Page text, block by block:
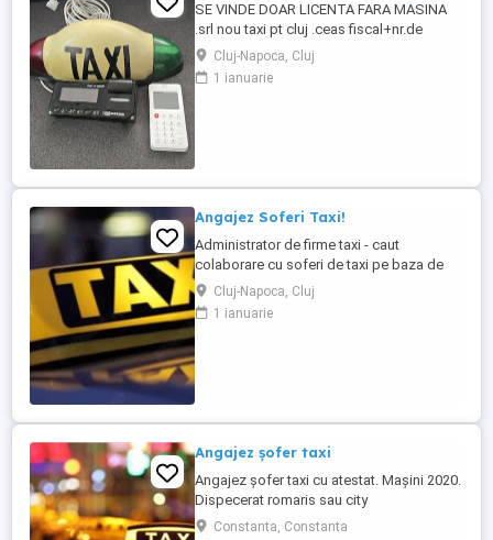
SE VINDE DOAR LICENTA FARA MASINA
.srl nou taxi pt cluj .ceas fiscal+nr.de
înmatriculare. statie.casta taxi colante
magnetice .2200 e neg. firma nu are
datorii,încasări sau bani in casa firmei deci
Cluj-Napoca, Cluj
1 ianuarie
Angajez Soferi Taxi!
Administrator de firme taxi - caut
colaborare cu soferi de taxi pe baza de
contract la 8h Daca ești in cautarea unui
loc de muncă, ai atestat de taxi valabil si
ești o persoana dinamică ne putem auzi la
Cluj-Napoca, Cluj
1 ianuarie
Angajez șofer taxi
Angajez șofer taxi cu atestat. Mașini 2020.
Dispecerat romaris sau city
Constanta, Constanta